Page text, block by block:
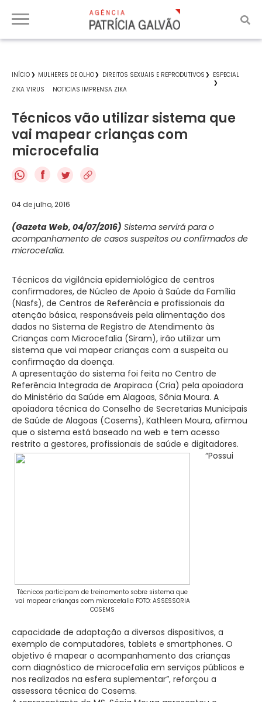
INÍCIO MULHERES DE OLHO DIREITOS SEXUAIS E REPRODUTIVOS
ESPECIAL
ZIKA VIRUS
NOTICIAS IMPRENSA ZIKA
Técnicos vão utilizar sistema que
vai mapear crianças com
microcefalia
f
04 de julho, 2016
(Gazeta Web, 04/07/2016) Sistema servirá para o
acompanhamento de casos suspeitos ou confirmados de
microcefalia.
Técnicos da vigilância epidemiológica de centros
confirmadores, de Núcleo de Apoio à Saúde da Família
(Nasfs), de Centros de Referência e profissionais da
atenção básica, responsáveis pela alimentação dos
dados no Sistema de Registro de Atendimento às
Crianças com Microcefalia (Siram), irão utilizar um
sistema que vai mapear crianças com a suspeita ou
confirmação da doença.
A apresentação do sistema foi feita no Centro de
Referência Integrada de Arapiraca (Cria) pela apoiadora
do Ministério da Saúde em Alagoas, Sônia Moura. A
apoiadora técnica do Conselho de Secretarias Municipais
de Saúde de Alagoas (Cosems), Kathleen Moura, afirmou
que o sistema está baseado na web e tem acesso
restrito a gestores, profissionais de saúde e digitadores.
Técnicos participam de treinamento sobre sistema que
vai mapear crianças com microcefalia FOTO: ASSESSORIA
COSEMS
“Possui
capacidade de adaptação a diversos dispositivos, a
exemplo de computadores, tablets e smartphones. O
objetivo é mapear o acompanhamento das crianças
com diagnóstico de microcefalia em serviços públicos e
nos realizados na esfera suplementar”, reforçou a
assessora técnica do Cosems.